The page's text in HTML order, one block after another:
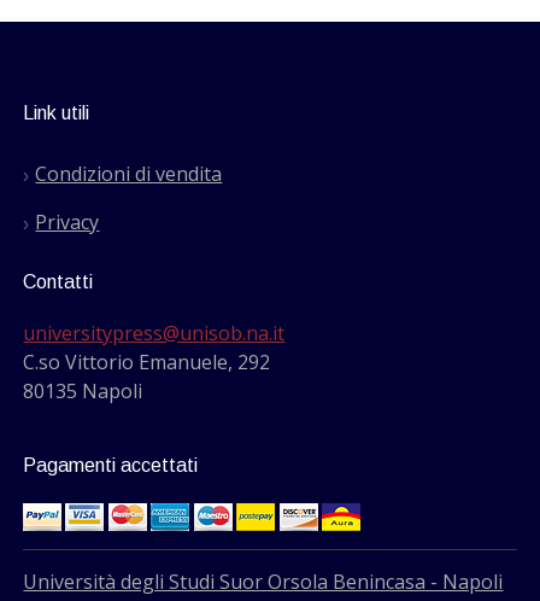
Link utili
Condizioni di vendita
Privacy
Contatti
universitypress@unisob.na.it
C.so Vittorio Emanuele, 292
80135 Napoli
Pagamenti accettati
Università degli Studi Suor Orsola Benincasa - Napoli